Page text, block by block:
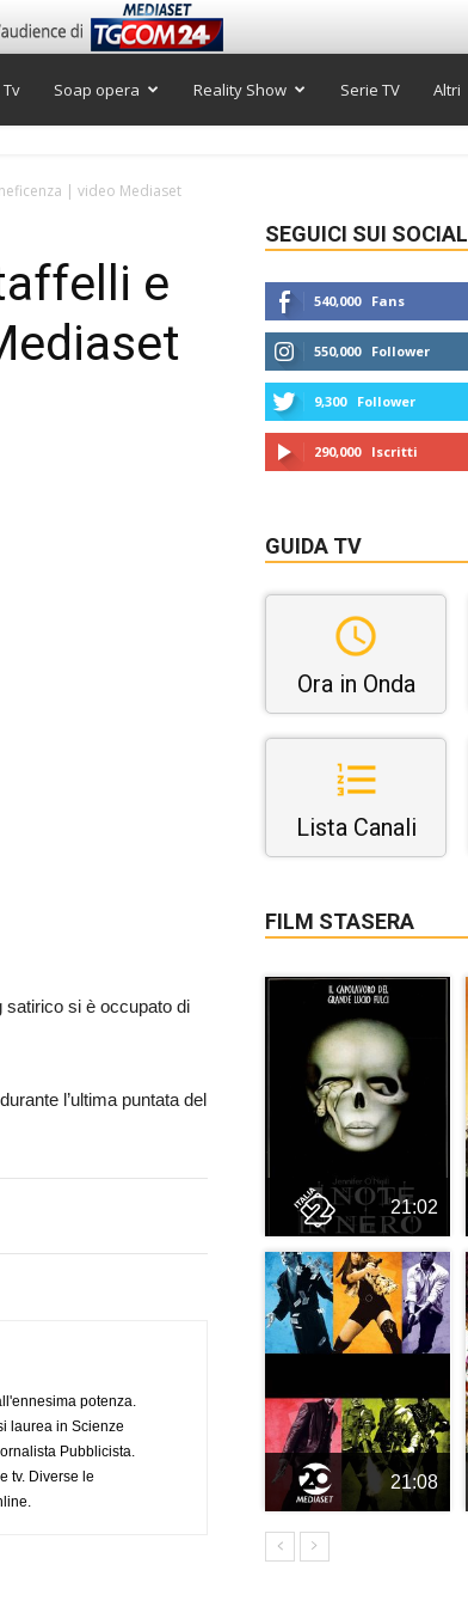
Soap opera Reality Show Serie TV Altri
| video Mediaset
e
satirico si è occupato di
l’ultima puntata del
potenza.
laurea in Scienze
Pubblicista.
tv. Diverse le
SEGUICI SUI SOCIAL
540,000 Fans
550,000 Follower
9,300 Follower
290,000 Iscritti
GUIDA TV
Ora in Onda
Lista Canali
FILM STASERA
21:02
21:08